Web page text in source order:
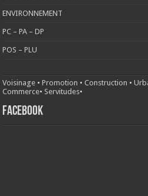
ENVIRONNEMENT
PC – PA – DP
POS – PLU
Voisinage •Promotion •Construction •
Commerce• Servitudes•
FACEBOOK